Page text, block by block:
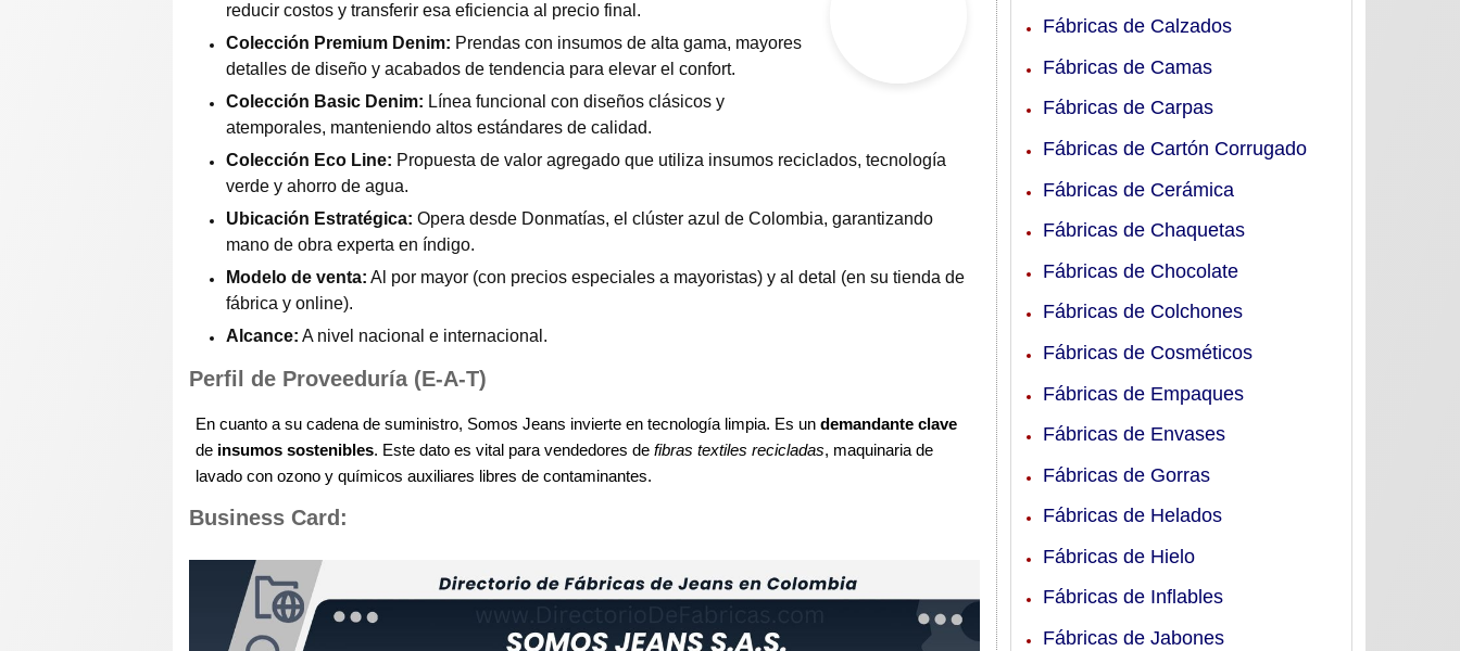
reducir costos y transferir esa eficiencia al precio final.
Colección Premium Denim: Prendas con insumos de alta gama, mayores
detalles de diseño y acabados de tendencia para elevar el confort.
Colección Basic Denim: Línea funcional con diseños clásicos y
atemporales, manteniendo altos estándares de calidad.
Colección Eco Line: Propuesta de valor agregado que utiliza insumos reciclados, tecnología
verde y ahorro de agua.
Ubicación Estratégica: Opera desde Donmatías, el clúster azul de Colombia, garantizando
mano de obra experta en índigo.
Modelo de venta: Al por mayor (con precios especiales a mayoristas) y al detal (en su tienda de
fábrica y online).
Alcance: A nivel nacional e internacional.
Perfil de Proveeduría (E-A-T)
En cuanto a su cadena de suministro, Somos Jeans invierte en tecnología limpia. Es un demandante clave
de insumos sostenibles. Este dato es vital para vendedores de fibras textiles recicladas, maquinaria de
lavado con ozono y químicos auxiliares libres de contaminantes.
Business Card:
Fábricas de Calzados
Fábricas de Camas
Fábricas de Carpas
Fábricas de Cartón Corrugado
Fábricas de Cerámica
Fábricas de Chaquetas
Fábricas de Chocolate
Fábricas de Colchones
Fábricas de Cosméticos
Fábricas de Empaques
Fábricas de Envases
Fábricas de Gorras
Fábricas de Helados
Fábricas de Hielo
Fábricas de Inflables
Fábricas de Jabones